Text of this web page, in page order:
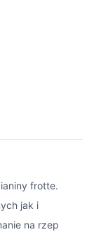
frotte.
jak i
na rzep